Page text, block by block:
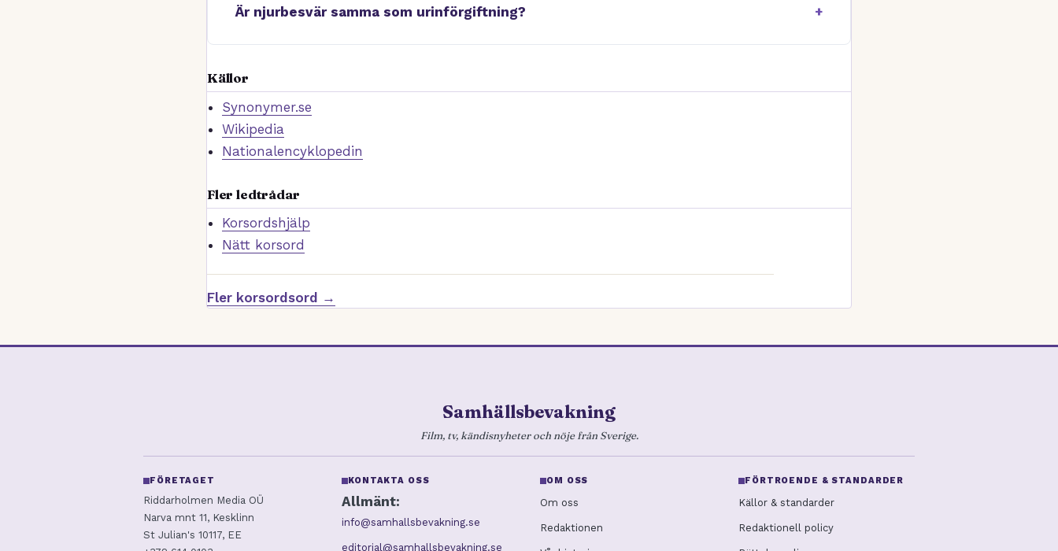
Är njurbesvär samma som urinförgiftning?
Källor
Synonymer.se
Wikipedia
Nationalencyklopedin
Fler ledtrådar
Korsordshjälp
Nätt korsord
Fler korsordsord →
Samhällsbevakning
Film, tv, kändisnyheter och nöje från Sverige.
FÖRETAGET
Riddarholmen Media OÜ
Narva mnt 11, Kesklinn
St Julian's 10117, EE
KONTAKTA OSS
Allmänt:
info@samhallsbevakning.se
editorial@samhallsbevakning.se
OM OSS
Om oss
Redaktionen
FÖRTROENDE & STANDARDER
Källor & standarder
Redaktionell policy